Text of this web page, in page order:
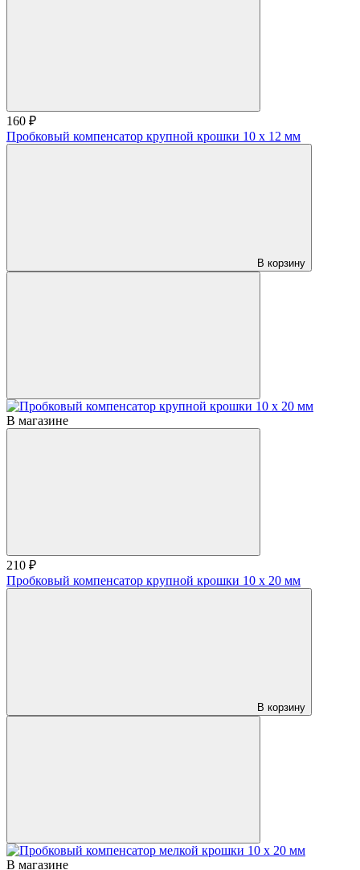
160 ₽
Пробковый компенсатор крупной крошки 10 х 12 мм
В корзину
В магазине
210 ₽
Пробковый компенсатор крупной крошки 10 x 20 мм
В корзину
В магазине